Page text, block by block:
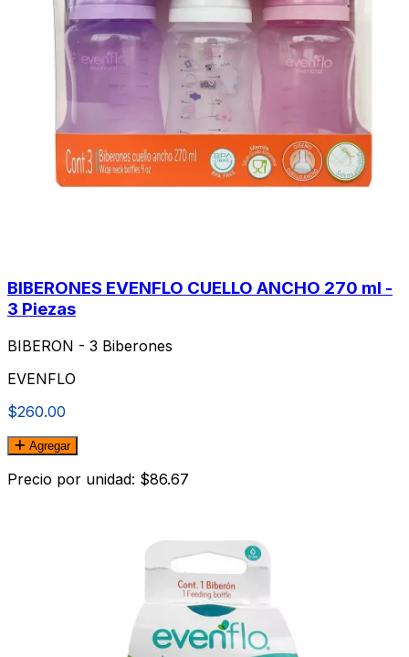
BIBERONES EVENFLO CUELLO ANCHO 270 ml -
3 Piezas
BIBERON - 3 Biberones
EVENFLO
$260.00
Agregar
Precio por unidad: $86.67